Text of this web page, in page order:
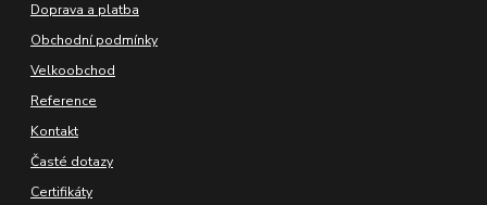
Doprava a platba
Obchodní podmínky
Velkoobchod
Reference
Kontakt
Časté dotazy
Certifikáty